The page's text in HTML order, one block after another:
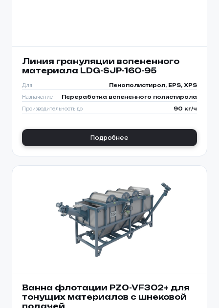
Линия грануляции вспененного
материала LDG-SJP-160-95
Для Пенополистирол, EPS, XPS
Назначение Переработка вспененного полистирола
Производительность до 90 кг/ч
Подробнее
Ванна флотации PZO-VF302+ для
тонущих материалов с шнековой